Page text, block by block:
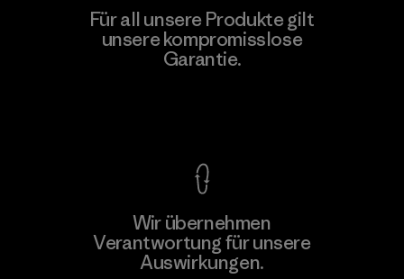
Für all unsere Produkte gilt
unsere kompromisslose
Garantie.
Wir übernehmen
Verantwortung für unsere
Auswirkungen.